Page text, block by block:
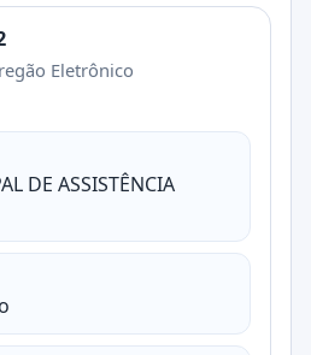
Eletrônico
DE ASSISTÊNCIA